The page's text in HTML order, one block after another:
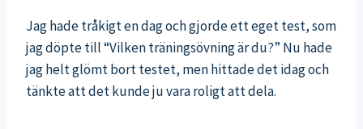
Jag hade tråkigt en dag och gjorde ett eget test, som
jag döpte till “Vilken träningsövning är du?” Nu hade
jag helt glömt bort testet, men hittade det idag och
tänkte att det kunde ju vara roligt att dela.